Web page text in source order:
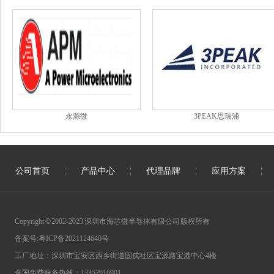
永源微 3PEAK思瑞浦
公司首页 产品中心 代理品牌 应用方案
Copyright © 2002-2023 深圳市海芯微半导体有限公司 版权所有
备案号:粤ICP备2021124640号
工厂地址：深圳市宝安区西乡街道固戍社区宝源路宝港中心4楼